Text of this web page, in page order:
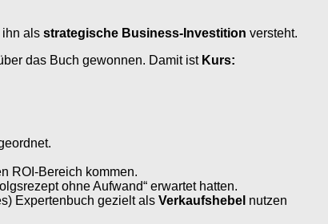
ihn als strategische Business-Investition versteht.
das Buch gewonnen. Damit ist Kurs:
ROI-Bereich kommen.
ohne Aufwand“ erwartet hatten.
Expertenbuch gezielt als Verkaufshebel nutzen